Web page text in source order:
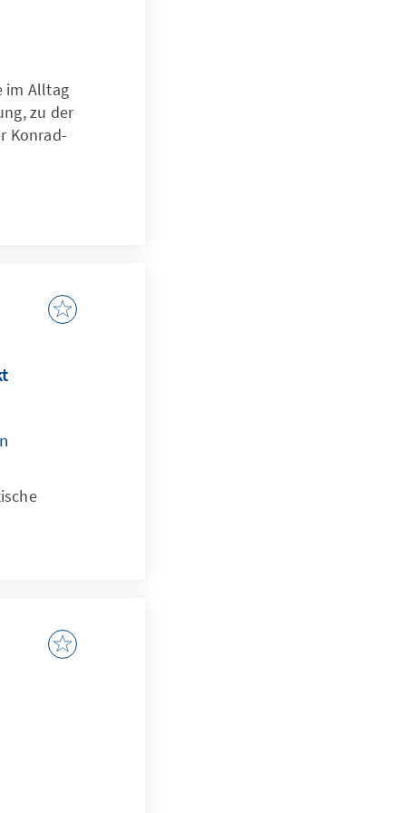
im Alltag
zu der
Konrad-